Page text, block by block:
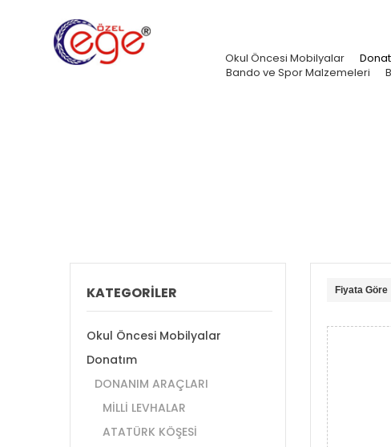
Okul Öncesi Mobilyalar
Bando ve Spor Malzemeleri
KATEGORİLER
Okul Öncesi Mobilyalar
Donatım
DONANIM ARAÇLARI
MİLLİ LEVHALAR
ATATÜRK KÖŞESİ
Fiyata Göre